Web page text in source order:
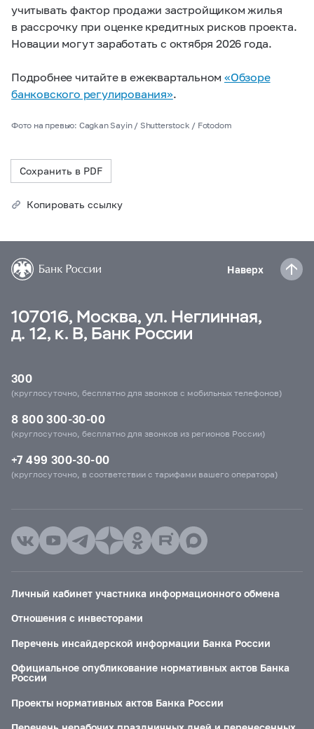
учитывать фактор продажи застройщиком жилья
в рассрочку при оценке кредитных рисков проекта.
Новации могут заработать с октября 2026 года.
Подробнее читайте в ежеквартальном «Обзоре
банковского регулирования».
Фото на превью: Cagkan Sayin / Shutterstock / Fotodom
Сохранить в PDF
Копировать ссылку
Наверх
107016, Москва, ул. Неглинная,
д. 12, к. В, Банк России
300
(круглосуточно, бесплатно для звонков с мобильных телефонов)
8 800 300-30-00
(круглосуточно, бесплатно для звонков из регионов России)
+7 499 300-30-00
(круглосуточно, в соответствии с тарифами вашего оператора)
Личный кабинет участника информационного обмена
Отношения с инвесторами
Перечень инсайдерской информации Банка России
Официальное опубликование нормативных актов Банка
России
Проекты нормативных актов Банка России